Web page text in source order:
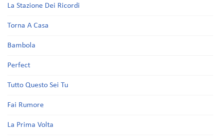
La Stazione Dei Ricordi
Torna A Casa
Bambola
Perfect
Tutto Questo Sei Tu
Fai Rumore
La Prima Volta